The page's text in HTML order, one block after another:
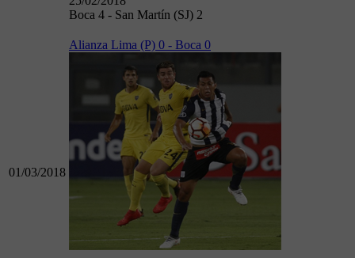
Boca 4 - San Martín (SJ) 2
01/03/2018
Alianza Lima (P) 0 - Boca 0